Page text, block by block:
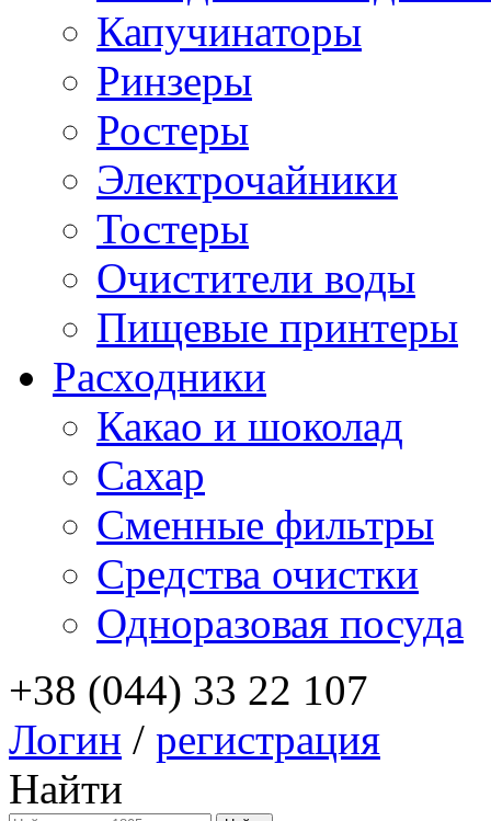
Капучинаторы
Ринзеры
Ростеры
Электрочайники
Тостеры
Очистители воды
Пищевые принтеры
Расходники
Какао и шоколад
Сахар
Сменные фильтры
Средства очистки
Одноразовая посуда
+38 (044) 33 22 107
Логин / регистрация
Найти